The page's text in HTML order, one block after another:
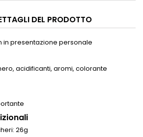
DEL PRODOTTO
in presentazione personale
acidificanti, aromi, colorante
26g